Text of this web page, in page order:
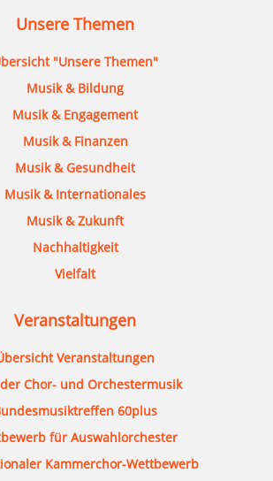
Unsere Themen
"Unsere Themen"
Musik & Bildung
Musik & Engagement
Musik & Finanzen
Musik & Gesundheit
Musik & Internationales
Musik & Zukunft
Nachhaltigkeit
Vielfalt
Veranstaltungen
Veranstaltungen
Chor- und Orchestermusik
60plus
für Auswahlorchester
Kammerchor-Wettbewerb